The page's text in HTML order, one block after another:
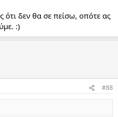
ότι δεν θα σε πείσω, οπότε ας
:)
#88